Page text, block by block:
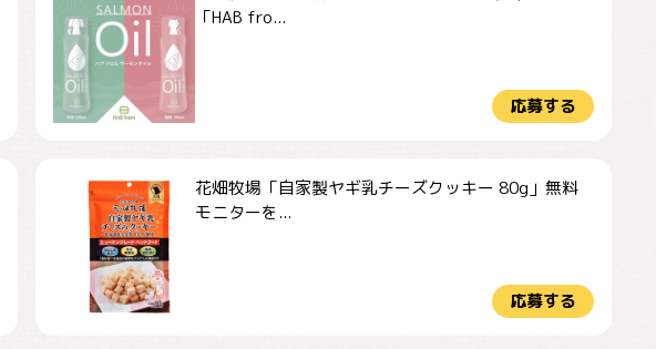
「HAB fro...
応募する
花畑牧場「自家製ヤギ乳チーズクッキー 80g」無料
モニターを...
応募する